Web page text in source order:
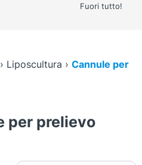
Fuori tutto!
› Liposcultura › Cannule per
per prelievo